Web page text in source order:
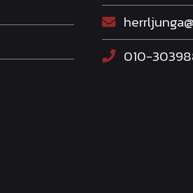
010-